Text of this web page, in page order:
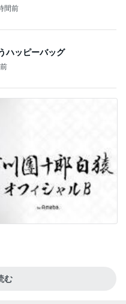
間前
ハッピーバッグ
む